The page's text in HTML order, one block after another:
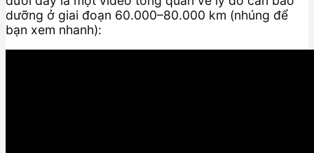
dưỡng ở giai đoạn 60.000–80.000 km (nhúng để
bạn xem nhanh):